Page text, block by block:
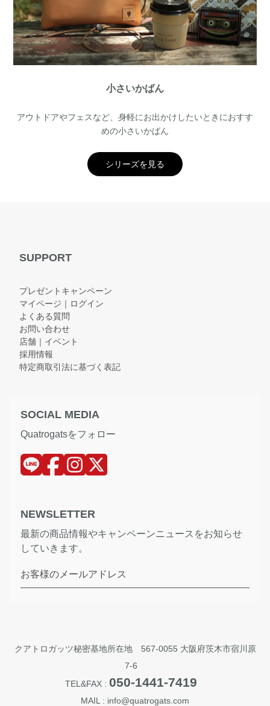
小さいかばん
アウトドアやフェスなど、身軽にお出かけしたいときにおすす
めの小さいかばん
シリーズを見る
SUPPORT
プレゼントキャンペーン
マイページ｜ログイン
よくある質問
お問い合わせ
店舗｜イベント
採用情報
特定商取引法に基づく表記
SOCIAL MEDIA
Quatrogatsをフォロー
NEWSLETTER
最新の商品情報やキャンペーンニュースをお知らせ
していきます。
お客様のメールアドレス
クアトロガッツ秘密基地所在地 567-0055 大阪府茨木市宿川原
7-6
TEL&FAX : 050-1441-7419
MAIL : info@quatrogats.com